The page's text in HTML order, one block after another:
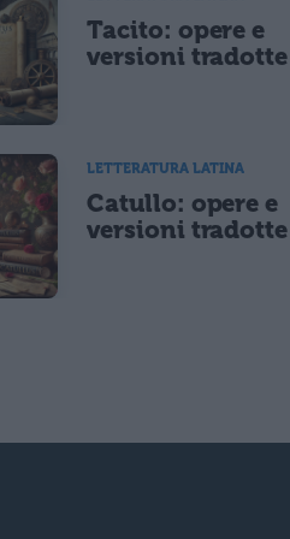
Tacito: opere e
versioni tradotte
LETTERATURA LATINA
Catullo: opere e
versioni tradotte